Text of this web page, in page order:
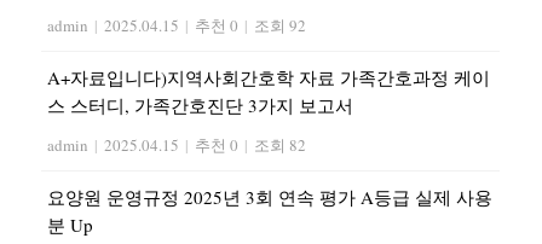
admin | 2025.04.15 | 추천 0 | 조회 92
A+자료입니다)지역사회간호학 자료 가족간호과정 케이
스 스터디, 가족간호진단 3가지 보고서
admin | 2025.04.15 | 추천 0 | 조회 82
요양원 운영규정 2025년 3회 연속 평가 A등급 실제 사용
분 Up